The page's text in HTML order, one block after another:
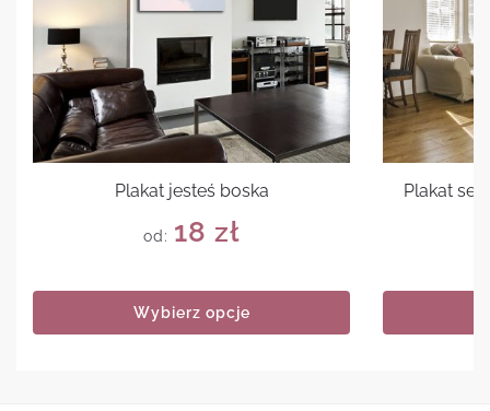
Plakat jesteś boska
od: 18 zł
Wybierz opcje
Plakat